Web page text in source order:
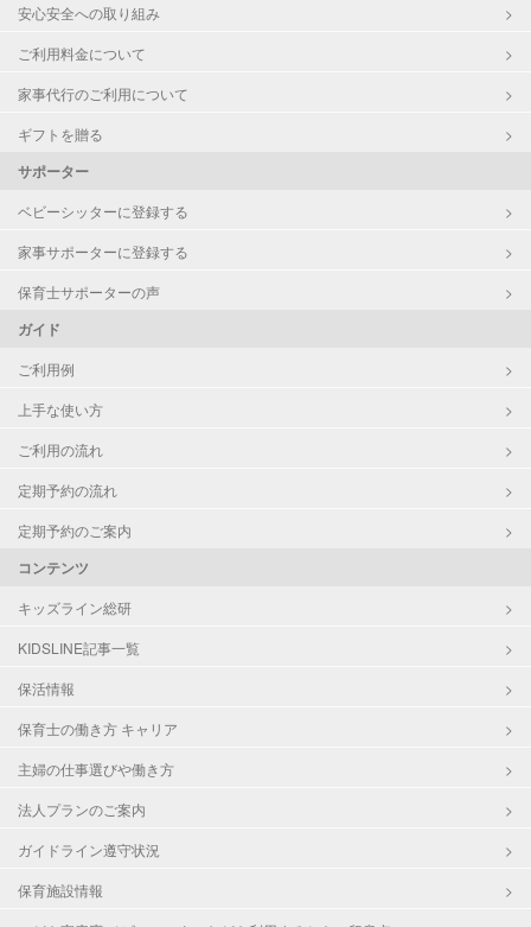
安心安全への取り組み
ご利用料金について
家事代行のご利用について
ギフトを贈る
サポーター
ベビーシッターに登録する
家事サポーターに登録する
保育士サポーターの声
ガイド
ご利用例
上手な使い方
ご利用の流れ
定期予約の流れ
定期予約のご案内
コンテンツ
キッズライン総研
KIDSLINE記事一覧
保活情報
保育士の働き方 キャリア
主婦の仕事選びや働き方
法人プランのご案内
ガイドライン遵守状況
保育施設情報